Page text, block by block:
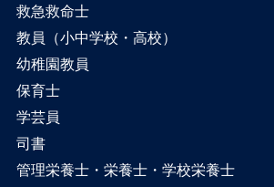
救急救命士
教員（小中学校・高校）
幼稚園教員
保育士
学芸員
司書
管理栄養士・栄養士・学校栄養士